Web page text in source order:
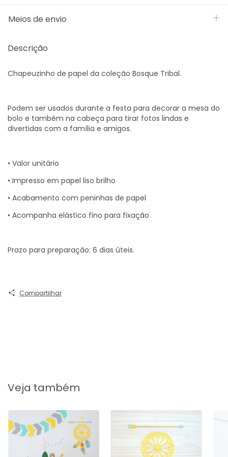
Meios de envio
Descrição
Chapeuzinho de papel da coleção Bosque Tribal.
Podem ser usados durante a festa para decorar a mesa do
bolo e também na cabeça para tirar fotos lindas e
divertidas com a família e amigos.
• Valor unitário
• Impresso em papel liso brilho
• Acabamento com peninhas de papel
• Acompanha elástico fino para fixação
Prazo para preparação: 6 dias úteis.
Compartilhar
Veja também